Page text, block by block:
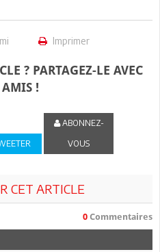
Imprimer
? PARTAGEZ-LE AVEC
AMIS !
ABONNEZ-
VOUS
CET ARTICLE
0 Commentaires